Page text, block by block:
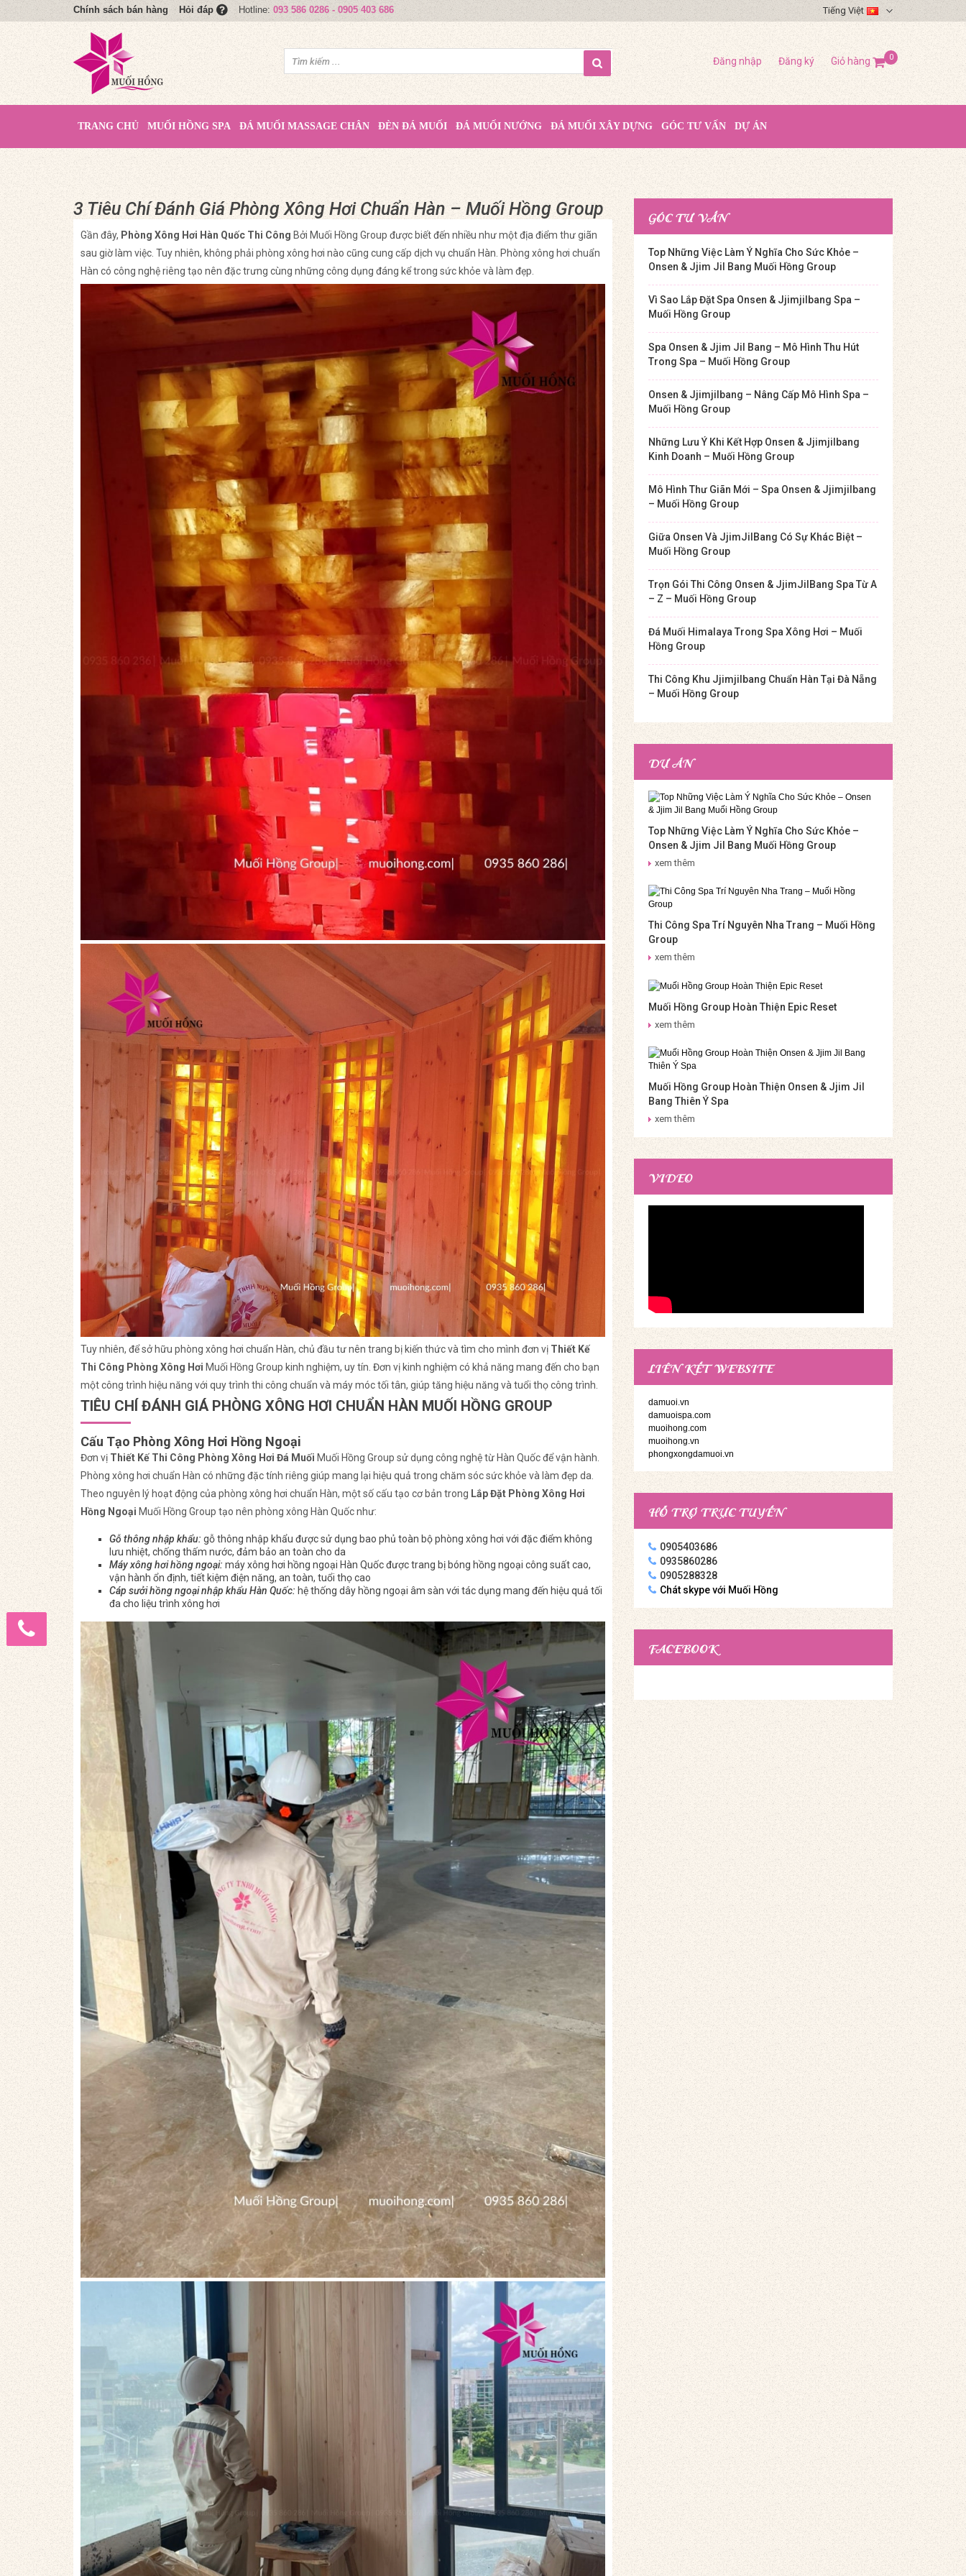
Chính sách bán hàng Hỏi đáp Hotline: 093 586 0286 - 0905 403 686 Tiếng Việt
Đăng nhập Đăng ký Giỏ hàng 0
TRANG CHỦ MUỐI HỒNG SPA ĐÁ MUỐI MASSAGE CHÂN ĐÈN ĐÁ MUỐI ĐÁ MUỐI NƯỚNG ĐÁ MUỐI XÂY DỰNG GÓC TƯ VẤN DỰ ÁN
3 Tiêu Chí Đánh Giá Phòng Xông Hơi Chuẩn Hàn – Muối Hồng Group
Gần đây, Phòng Xông Hơi Hàn Quốc Thi Công Bởi Muối Hồng Group được biết đến nhiều như một địa điểm thư giãn
sau giờ làm việc. Tuy nhiên, không phải phòng xông hơi nào cũng cung cấp dịch vụ chuẩn Hàn. Phòng xông hơi chuẩn
Hàn có công nghệ riêng tạo nên đặc trưng cùng những công dụng đáng kể trong sức khỏe và làm đẹp.
Tuy nhiên, để sở hữu phòng xông hơi chuẩn Hàn, chủ đầu tư nên trang bị kiến thức và tìm cho mình đơn vị Thiết Kế
Thi Công Phòng Xông Hơi Muối Hồng Group kinh nghiệm, uy tín. Đơn vị kinh nghiệm có khả năng mang đến cho bạn
một công trình hiệu năng với quy trình thi công chuẩn và máy móc tối tân, giúp tăng hiệu năng và tuổi thọ công trình.
TIÊU CHÍ ĐÁNH GIÁ PHÒNG XÔNG HƠI CHUẨN HÀN MUỐI HỒNG GROUP
Cấu Tạo Phòng Xông Hơi Hồng Ngoại
Đơn vị Thiết Kế Thi Công Phòng Xông Hơi Đá Muối Muối Hồng Group sử dụng công nghệ từ Hàn Quốc để vận hành.
Phòng xông hơi chuẩn Hàn có những đặc tính riêng giúp mang lại hiệu quả trong chăm sóc sức khỏe và làm đẹp da.
Theo nguyên lý hoạt động của phòng xông hơi chuẩn Hàn, một số cấu tạo cơ bản trong Lắp Đặt Phòng Xông Hơi
Hồng Ngoại Muối Hồng Group tạo nên phòng xông Hàn Quốc như:
Gỗ thông nhập khẩu: gỗ thông nhập khẩu được sử dụng bao phủ toàn bộ phòng xông hơi với đặc điểm không
lưu nhiệt, chống thấm nước, đảm bảo an toàn cho da
Máy xông hơi hồng ngoại: máy xông hơi hồng ngoại Hàn Quốc được trang bị bóng hồng ngoại công suất cao,
vận hành ổn định, tiết kiệm điện năng, an toàn, tuổi thọ cao
Cáp sưởi hồng ngoại nhập khẩu Hàn Quốc: hệ thống dây hồng ngoại âm sàn với tác dụng mang đến hiệu quả tối
đa cho liệu trình xông hơi
GÓC TƯ VẤN
Top Những Việc Làm Ý Nghĩa Cho Sức Khỏe –
Onsen & Jjim Jil Bang Muối Hồng Group
Vì Sao Lắp Đặt Spa Onsen & Jjimjilbang Spa –
Muối Hồng Group
Spa Onsen & Jjim Jil Bang – Mô Hình Thu Hút
Trong Spa – Muối Hồng Group
Onsen & Jjimjilbang – Nâng Cấp Mô Hình Spa –
Muối Hồng Group
Những Lưu Ý Khi Kết Hợp Onsen & Jjimjilbang
Kinh Doanh – Muối Hồng Group
Mô Hình Thư Giãn Mới – Spa Onsen & Jjimjilbang
– Muối Hồng Group
Giữa Onsen Và JjimJilBang Có Sự Khác Biệt –
Muối Hồng Group
Trọn Gói Thi Công Onsen & JjimJilBang Spa Từ A
– Z – Muối Hồng Group
Đá Muối Himalaya Trong Spa Xông Hơi – Muối
Hồng Group
Thi Công Khu Jjimjilbang Chuẩn Hàn Tại Đà Nẵng
– Muối Hồng Group
DỰ ÁN
Top Những Việc Làm Ý Nghĩa Cho Sức Khỏe –
Onsen & Jjim Jil Bang Muối Hồng Group
xem thêm
Thi Công Spa Trí Nguyên Nha Trang – Muối Hồng
Group
xem thêm
Muối Hồng Group Hoàn Thiện Epic Reset
xem thêm
Muối Hồng Group Hoàn Thiện Onsen & Jjim Jil
Bang Thiên Ý Spa
xem thêm
VIDEO
LIÊN KẾT WEBSITE
damuoi.vn
damuoispa.com
muoihong.com
muoihong.vn
phongxongdamuoi.vn
HỖ TRỢ TRỰC TUYẾN
0905403686
0935860286
0905288328
Chát skype với Muối Hồng
FACEBOOK